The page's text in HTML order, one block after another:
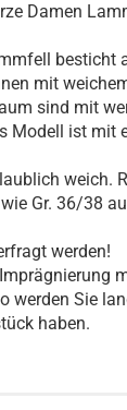
Damen
besticht
mit
sind mit
Modell ist mit
weich.
Gr. 36/38
werden!
werden Sie
haben.